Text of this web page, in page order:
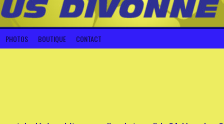
PHOTOS BOUTIQUE CONTACT